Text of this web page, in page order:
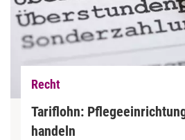
Recht
Tariflohn:
handeln